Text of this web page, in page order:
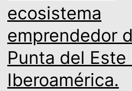
ecosistema
emprendedor
Punta del Este
Iberoamérica.